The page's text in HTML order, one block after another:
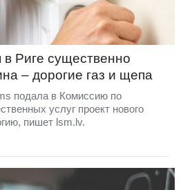
Риге существенно
– дорогие газ и щепа
подала в Комиссию по
услуг проект нового
пишет lsm.lv.